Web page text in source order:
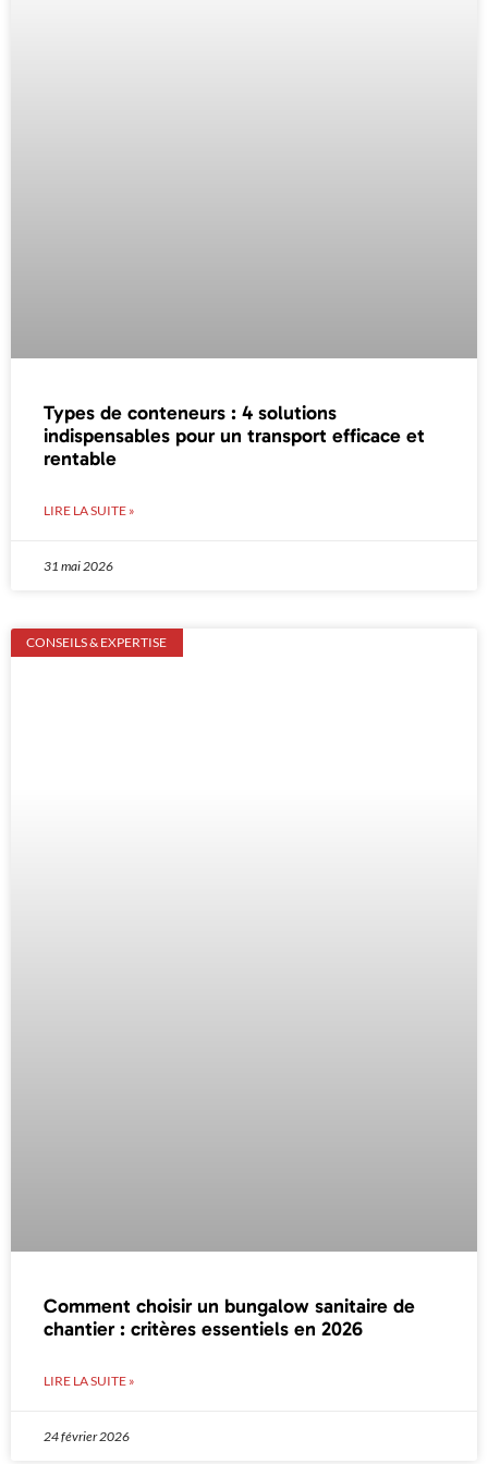
Types de conteneurs : 4 solutions
indispensables pour un transport efficace et
rentable
LIRE LA SUITE »
31 mai 2026
CONSEILS & EXPERTISE
Comment choisir un bungalow sanitaire de
chantier : critères essentiels en 2026
LIRE LA SUITE »
24 février 2026